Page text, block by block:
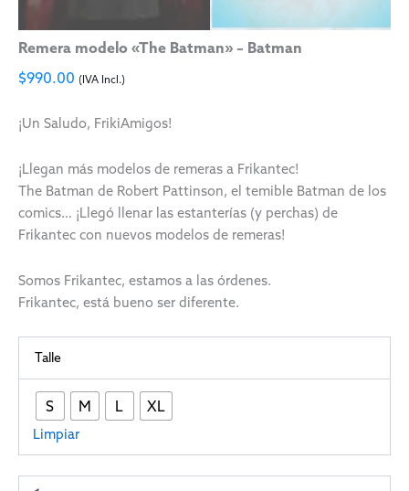
Remera modelo «The Batman» – Batman
$990.00 (IVA Incl.)
¡Un Saludo, FrikiAmigos!
¡Llegan más modelos de remeras a Frikantec!
The Batman de Robert Pattinson, el temible Batman de los
comics… ¡Llegó llenar las estanterías (y perchas) de
Frikantec con nuevos modelos de remeras!
Somos Frikantec, estamos a las órdenes.
Frikantec, está bueno ser diferente.
Talle
S M L XL
Limpiar